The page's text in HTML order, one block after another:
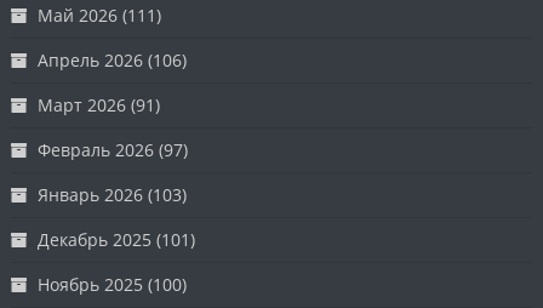
Май 2026 (111)
Апрель 2026 (106)
Март 2026 (91)
Февраль 2026 (97)
Январь 2026 (103)
Декабрь 2025 (101)
Ноябрь 2025 (100)